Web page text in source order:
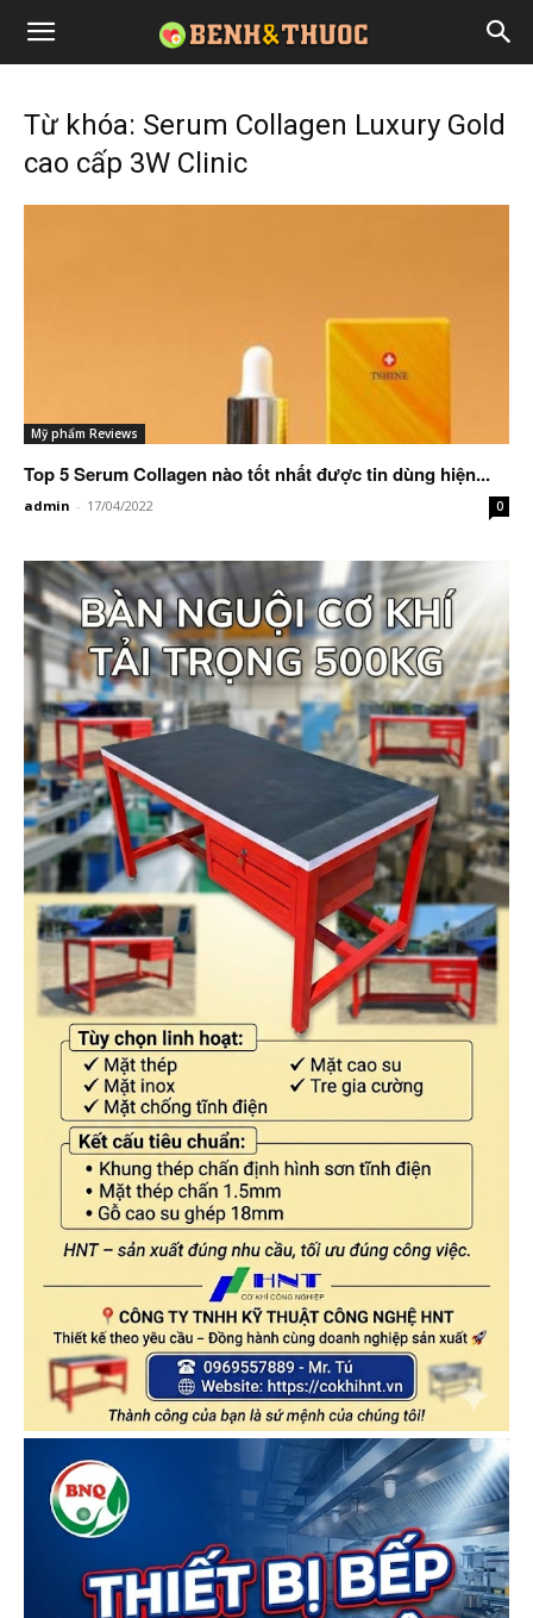
Từ khóa: Serum Collagen Luxury Gold
cao cấp 3W Clinic
Mỹ phẩm Reviews
Top 5 Serum Collagen nào tốt nhất được tin dùng hiện...
admin - 17/04/2022 0